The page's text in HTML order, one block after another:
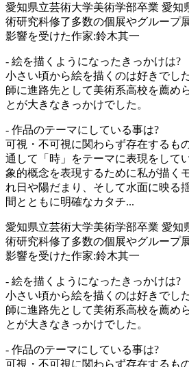
愛知県立芸術大学美術学部卒業 愛知
術研究科修了多数の個展やグループ
影響を受けた作家:鈴木其一
- 絵を描くようになったきっかけは?
小さい頃から絵を描くのは好きでし
師に進路先として美術系高校を薦め
とが大きなきっかけでした。
- 作品のテーマにしている事は?
可視・不可視に関わらず存在するも
通して「時」をテーマに表現をして
象的概念を表現するために私が描く
れ日や陽だまり、そして水面に映る
間とともに明確なカタチ...
愛知県立芸術大学美術学部卒業 愛知
術研究科修了多数の個展やグループ
影響を受けた作家:鈴木其一
- 絵を描くようになったきっかけは?
小さい頃から絵を描くのは好きでし
師に進路先として美術系高校を薦め
とが大きなきっかけでした。
- 作品のテーマにしている事は?
可視・不可視に関わらず存在するも